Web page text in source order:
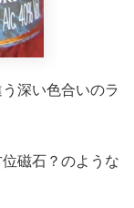
深い色合いのラ
磁石？のような